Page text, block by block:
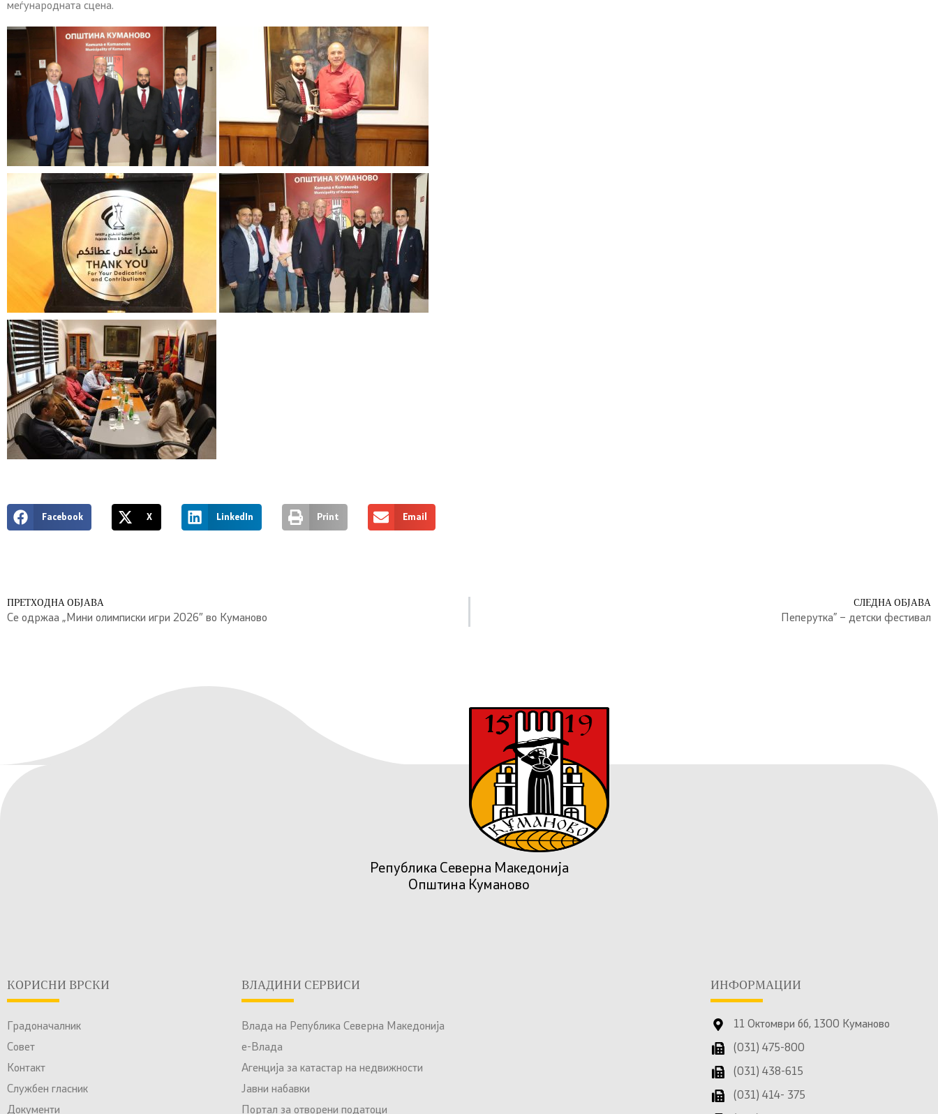
меѓународната сцена.
Facebook X LinkedIn Print Email
ПРЕТХОДНА ОБЈАВА
Се одржаа „Мини олимписки игри 2026″ во Куманово
СЛЕДНА ОБЈАВА
Пеперутка” – детски фестивал
Република Северна Македонија
Општина Куманово
КОРИСНИ ВРСКИ
Градоначалник
Совет
Контакт
Службен гласник
Документи
ВЛАДИНИ СЕРВИСИ
Влада на Република Северна Македонија
е-Влада
Агенција за катастар на недвижности
Јавни набавки
Портал за отворени податоци
ИНФОРМАЦИИ
11 Октомври бб, 1300 Куманово
(031) 475-800
(031) 438-615
(031) 414- 375